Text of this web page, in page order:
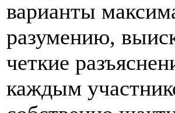
варианты
разумению,
четкие
каждым